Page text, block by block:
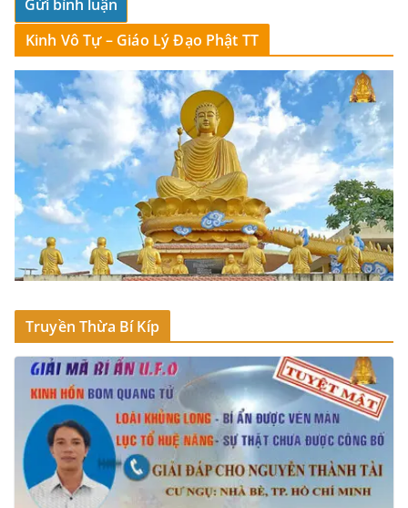
Kinh Vô Tự – Giáo Lý Đạo Phật TT
Truyền Thừa Bí Kíp